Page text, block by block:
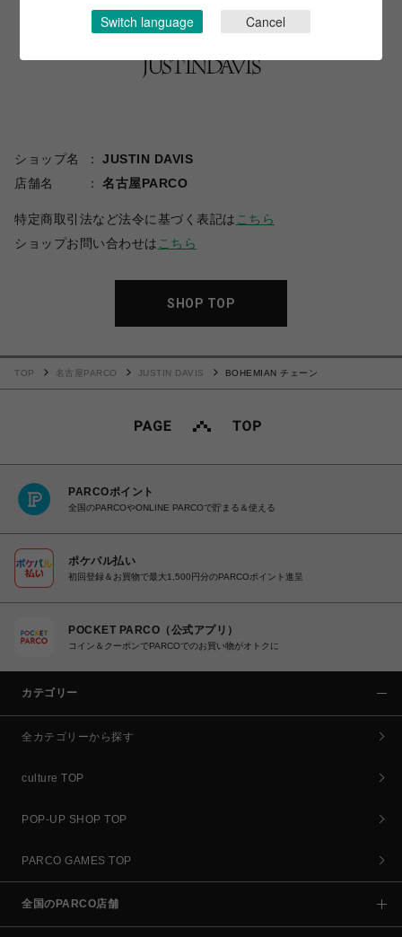
ショップ名
JUSTIN DAVIS
店舗名
名古屋PARCO
特定商取引法など法令に基づく表記は こちら
ショップお問い合わせは こちら
SHOP TOP
TOP 名古屋PARCO JUSTIN DAVIS BOHEMIAN チェーン
PARCOポイント
全国のPARCOやONLINE PARCOで貯まる＆使える
ポケパル払い
初回登録＆お買物で最大1,500円分のPARCOポイント進呈
POCKET PARCO（公式アプリ）
コイン＆クーポンでPARCOでのお買い物がオトクに
カテゴリー
全カテゴリーから探す
culture TOP
POP-UP SHOP TOP
PARCO GAMES TOP
全国のPARCO店舗
Switch language Cancel